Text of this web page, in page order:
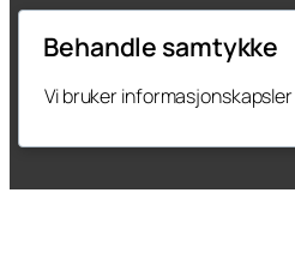
Behandle samtykke
Vi bruker